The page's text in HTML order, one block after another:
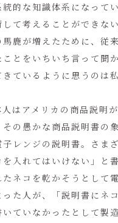
的な知識体系になって
て考えることができな
鹿が増えたために、従
とをいちいち言って聞
ているように思うのは
はアメリカの商品説明
の愚かな商品説明書の
子レンジの説明書。さま
入れてはいけない」と
ネコを乾かそうとして
た人が、「説明書にネ
ていなかったとして製